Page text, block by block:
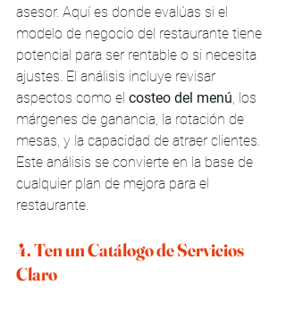
asesor. Aquí es donde evalúas si el
modelo de negocio del restaurante tiene
potencial para ser rentable o si necesita
ajustes. El análisis incluye revisar
aspectos como el costeo del menú , los
márgenes de ganancia, la rotación de
mesas, y la capacidad de atraer clientes.
Este análisis se convierte en la base de
cualquier plan de mejora para el
restaurante.
4. Ten un Catálogo de Servicios
Claro